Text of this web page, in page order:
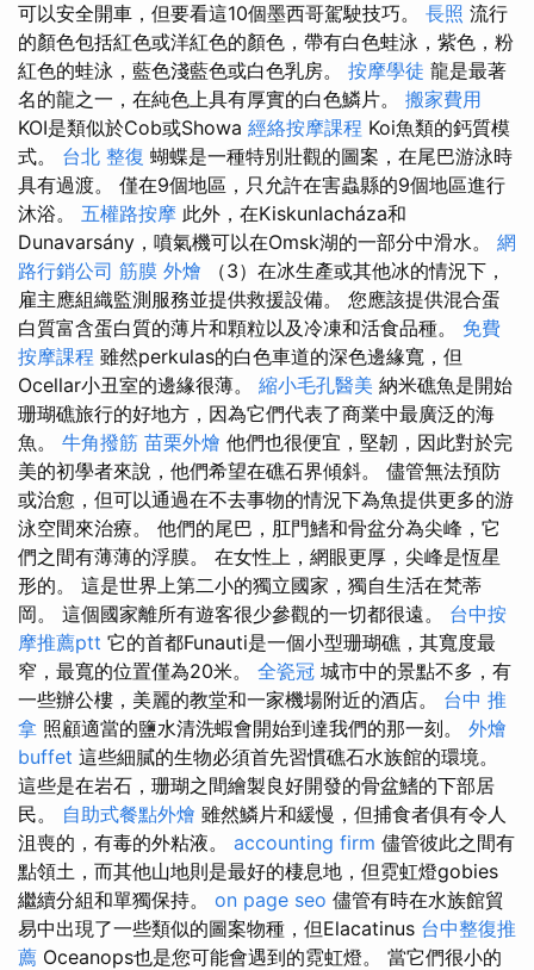
可以安全開車，但要看這10個墨西哥駕駛技巧。 長照 流行
的顏色包括紅色或洋紅色的顏色，帶有白色蛙泳，紫色，粉
紅色的蛙泳，藍色淺藍色或白色乳房。 按摩學徒 龍是最著
名的龍之一，在純色上具有厚實的白色鱗片。 搬家費用
KOI是類似於Cob或Showa 經絡按摩課程 Koi魚類的鈣質模
式。 台北 整復 蝴蝶是一種特別壯觀的圖案，在尾巴游泳時
具有過渡。 僅在9個地區，只允許在害蟲縣的9個地區進行
沐浴。 五權路按摩 此外，在Kiskunlacháza和
Dunavarsány，噴氣機可以在Omsk湖的一部分中滑水。 網
路行銷公司 筋膜 外燴 （3）在冰生產或其他冰的情況下，
雇主應組織監測服務並提供救援設備。 您應該提供混合蛋
白質富含蛋白質的薄片和顆粒以及冷凍和活食品種。 免費
按摩課程 雖然perkulas的白色車道的深色邊緣寬，但
Ocellar小丑室的邊緣很薄。 縮小毛孔醫美 納米礁魚是開始
珊瑚礁旅行的好地方，因為它們代表了商業中最廣泛的海
魚。 牛角撥筋 苗栗外燴 他們也很便宜，堅韌，因此對於完
美的初學者來說，他們希望在礁石界傾斜。 儘管無法預防
或治愈，但可以通過在不去事物的情況下為魚提供更多的游
泳空間來治療。 他們的尾巴，肛門鰭和骨盆分為尖峰，它
們之間有薄薄的浮膜。 在女性上，網眼更厚，尖峰是恆星
形的。 這是世界上第二小的獨立國家，獨自生活在梵蒂
岡。 這個國家離所有遊客很少參觀的一切都很遠。 台中按
摩推薦ptt 它的首都Funauti是一個小型珊瑚礁，其寬度最
窄，最寬的位置僅為20米。 全瓷冠 城市中的景點不多，有
一些辦公樓，美麗的教堂和一家機場附近的酒店。 台中 推
拿 照顧適當的鹽水清洗蝦會開始到達我們的那一刻。 外燴
buffet 這些細膩的生物必須首先習慣礁石水族館的環境。
這些是在岩石，珊瑚之間繪製良好開發的骨盆鰭的下部居
民。 自助式餐點外燴 雖然鱗片和緩慢，但捕食者俱有令人
沮喪的，有毒的外粘液。 accounting firm 儘管彼此之間有
點領土，而其他山地則是最好的棲息地，但霓虹燈gobies
繼續分組和單獨保持。 on page seo 儘管有時在水族館貿
易中出現了一些類似的圖案物種，但Elacatinus 台中整復推
薦 Oceanops也是您可能會遇到的霓虹燈。 當它們很小的